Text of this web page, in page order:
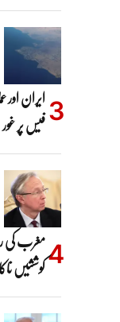
فیس پر غور
مغرب کی
کوششیں